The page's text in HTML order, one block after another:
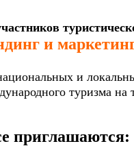
и
и
туризма на
приглашаются: